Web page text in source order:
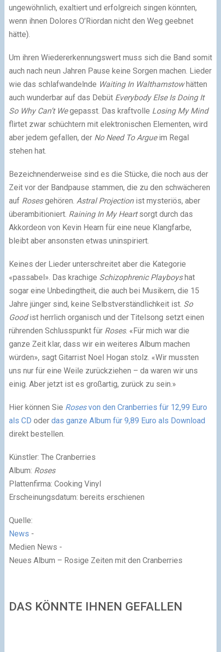
ungewöhnlich, exaltiert und erfolgreich singen könnten,
wenn ihnen Dolores O’Riordan nicht den Weg geebnet
hätte).
Um ihren Wiedererkennungswert muss sich die Band somit
auch nach neun Jahren Pause keine Sorgen machen. Lieder
wie das schlafwandelnde Waiting In Walthamstowhätten
auch wunderbar auf das Debüt Everybody Else Is Doing It
So Why Can’t Wegepasst. Das kraftvolle Losing My Mind
flirtet zwar schüchtern mit elektronischen Elementen, wird
aber jedem gefallen, der No Need To Argueim Regal
stehen hat.
Bezeichnenderweise sind es die Stücke, die noch aus der
Zeit vor der Bandpause stammen, die zu den schwächeren
auf Rosesgehören. Astral Projectionist mysteriös, aber
überambitioniert. Raining In My Heartsorgt durch das
Akkordeon von Kevin Hearn für eine neue Klangfarbe,
bleibt aber ansonsten etwas uninspiriert.
Keines der Lieder unterschreitet aber die Kategorie
«passabel». Das krachige Schizophrenic Playboyshat
sogar eine Unbedingtheit, die auch bei Musikern, die 15
Jahre jünger sind, keine Selbstverständlichkeit ist. So
Goodist herrlich organisch und der Titelsong setzt einen
rührenden Schlusspunkt für Roses. «Für mich war die
ganze Zeit klar, dass wir ein weiteres Album machen
würden», sagt Gitarrist Noel Hogan stolz. «Wir mussten
uns nur für eine Weile zurückziehen – da waren wir uns
einig. Aber jetzt ist es großartig, zurück zu sein.»
Hier können Sie Rosesvon den Cranberries für 12,99 Euro
als CD oder das ganze Album für 9,89 Euro als Download
direkt bestellen.
Künstler: The Cranberries
Album: Roses
Plattenfirma: Cooking Vinyl
Erscheinungsdatum: bereits erschienen
Quelle:
News -
Medien News -
Neues Album – Rosige Zeiten mit den Cranberries
DAS KÖNNTE IHNEN GEFALLEN